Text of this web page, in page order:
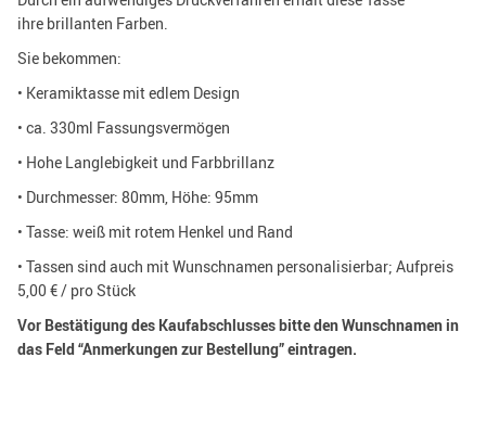
ihre brillanten Farben.
Sie bekommen:
• Keramiktasse mit edlem Design
• ca. 330ml Fassungsvermögen
• Hohe Langlebigkeit und Farbbrillanz
• Durchmesser: 80mm, Höhe: 95mm
• Tasse: weiß mit rotem Henkel und Rand
• Tassen sind auch mit Wunschnamen personalisierbar; Aufpreis
5,00 € / pro Stück
Vor Bestätigung des Kaufabschlusses bitte den Wunschnamen in
das Feld “Anmerkungen zur Bestellung” eintragen.